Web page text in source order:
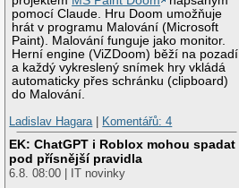
pomocí Claude. Hru Doom umožňuje
hrát v programu Malování (Microsoft
Paint). Malování funguje jako monitor.
Herní engine (ViZDoom) běží na pozadí
a každý vykreslený snímek hry vkládá
automaticky přes schránku (clipboard)
do Malování.
Ladislav Hagara | Komentářů: 4
EK: ChatGPT i Roblox mohou spadat
pod přísnější pravidla
6.8. 08:00 | IT novinky